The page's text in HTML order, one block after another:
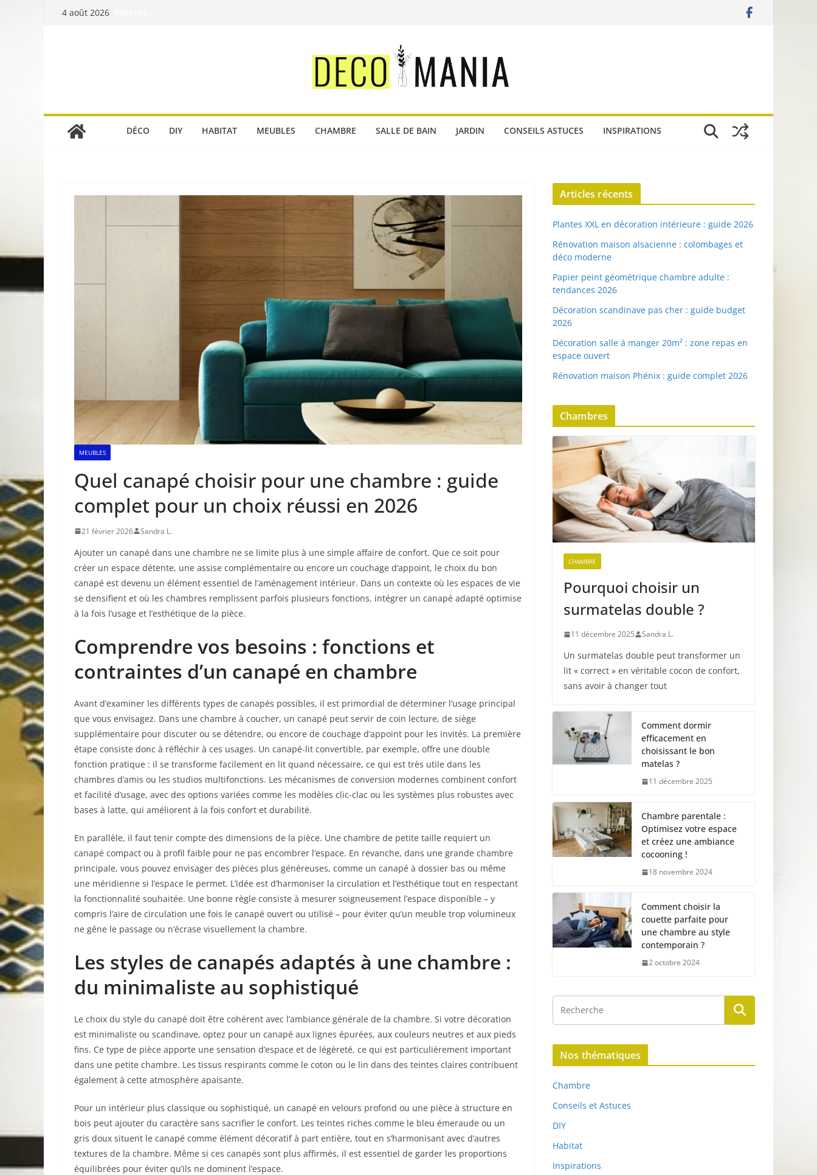
Passer4 août 2026
DÉCO DIY HABITAT MEUBLES CHAMBRE SALLE DE BAIN JARDIN CONSEILS ASTUCES INSPIRATIONS
MEUBLES
Quel canapé choisir pour une chambre : guide
complet pour un choix réussi en 2026
21 février 2026 Sandra L.
Ajouter un canapé dans une chambre ne se limite plus à une simple affaire de confort. Que ce soit pour
créer un espace détente, une assise complémentaire ou encore un couchage d’appoint, le choix du bon
canapé est devenu un élément essentiel de l’aménagement intérieur. Dans un contexte où les espaces de vie
se densifient et où les chambres remplissent parfois plusieurs fonctions, intégrer un canapé adapté optimise
à la fois l’usage et l’esthétique de la pièce.
Comprendre vos besoins : fonctions et
contraintes d’un canapé en chambre
Avant d’examiner les différents types de canapés possibles, il est primordial de déterminer l’usage principal
que vous envisagez. Dans une chambre à coucher, un canapé peut servir de coin lecture, de siège
supplémentaire pour discuter ou se détendre, ou encore de couchage d’appoint pour les invités. La première
étape consiste donc à réfléchir à ces usages. Un canapé-lit convertible, par exemple, offre une double
fonction pratique : il se transforme facilement en lit quand nécessaire, ce qui est très utile dans les
chambres d’amis ou les studios multifonctions. Les mécanismes de conversion modernes combinent confort
et facilité d’usage, avec des options variées comme les modèles clic-clac ou les systèmes plus robustes avec
bases à latte, qui améliorent à la fois confort et durabilité.
En parallèle, il faut tenir compte des dimensions de la pièce. Une chambre de petite taille requiert un
canapé compact ou à profil faible pour ne pas encombrer l’espace. En revanche, dans une grande chambre
principale, vous pouvez envisager des pièces plus généreuses, comme un canapé à dossier bas ou même
une méridienne si l’espace le permet. L’idée est d’harmoniser la circulation et l’esthétique tout en respectant
la fonctionnalité souhaitée. Une bonne règle consiste à mesurer soigneusement l’espace disponible – y
compris l’aire de circulation une fois le canapé ouvert ou utilisé – pour éviter qu’un meuble trop volumineux
ne gêne le passage ou n’écrase visuellement la chambre.
Les styles de canapés adaptés à une chambre :
du minimaliste au sophistiqué
Le choix du style du canapé doit être cohérent avec l’ambiance générale de la chambre. Si votre décoration
est minimaliste ou scandinave, optez pour un canapé aux lignes épurées, aux couleurs neutres et aux pieds
fins. Ce type de pièce apporte une sensation d’espace et de légèreté, ce qui est particulièrement important
dans une petite chambre. Les tissus respirants comme le coton ou le lin dans des teintes claires contribuent
également à cette atmosphère apaisante.
Pour un intérieur plus classique ou sophistiqué, un canapé en velours profond ou une pièce à structure en
bois peut ajouter du caractère sans sacrifier le confort. Les teintes riches comme le bleu émeraude ou un
gris doux situent le canapé comme élément décoratif à part entière, tout en s’harmonisant avec d’autres
textures de la chambre. Même si ces canapés sont plus affirmés, il est essentiel de garder les proportions
équilibrées pour éviter qu’ils ne dominent l’espace.
Articles récents
Plantes XXL en décoration intérieure : guide 2026
Rénovation maison alsacienne : colombages et
déco moderne
Papier peint géométrique chambre adulte :
tendances 2026
Décoration scandinave pas cher : guide budget
2026
Décoration salle à manger 20m² : zone repas en
espace ouvert
Rénovation maison Phénix : guide complet 2026
Chambres
CHAMBRE
Pourquoi choisir un
surmatelas double ?
11 décembre 2025 Sandra L.
Un surmatelas double peut transformer un
lit « correct » en véritable cocon de confort,
sans avoir à changer tout
Comment dormir
efficacement en
choisissant le bon
matelas ?
11 décembre 2025
Chambre parentale :
Optimisez votre espace
et créez une ambiance
cocooning !
18 novembre 2024
Comment choisir la
couette parfaite pour
une chambre au style
contemporain ?
2 octobre 2024
Nos thématiques
Chambre
Conseils et Astuces
DIY
Habitat
Inspirations